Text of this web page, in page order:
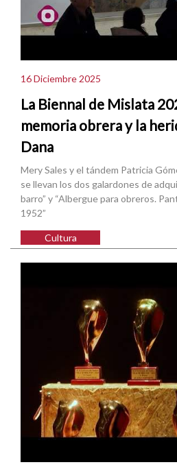
16 Diciembre 2025
La Biennal de Mislata
memoria obrera y la
Dana
Mery Sales y el tándem Patricia
se llevan los dos galardones de
barro” y “Albergue para obreros.
1952”
Cultura